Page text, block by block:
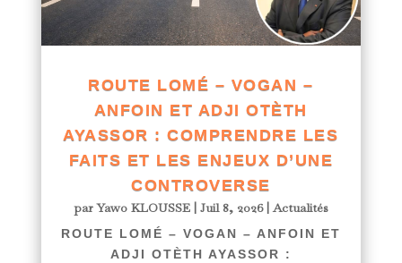
ROUTE LOMÉ – VOGAN –
ANFOIN ET ADJI OTÈTH
AYASSOR : COMPRENDRE LES
FAITS ET LES ENJEUX D’UNE
CONTROVERSE
parYawo KLOUSSE| Juil 8, 2026|Actualités
ROUTE LOMÉ – VOGAN – ANFOIN ET
ADJI OTÈTH AYASSOR :